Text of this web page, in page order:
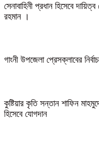
সেনাবাহিনী প্রধান হিসেবে
রহমান ।
গাংনী উপজেলা প্রেসক্লাবের
কুষ্টিয়ার কৃতি সন্তান শাফিন
হিসেবে যোগদান